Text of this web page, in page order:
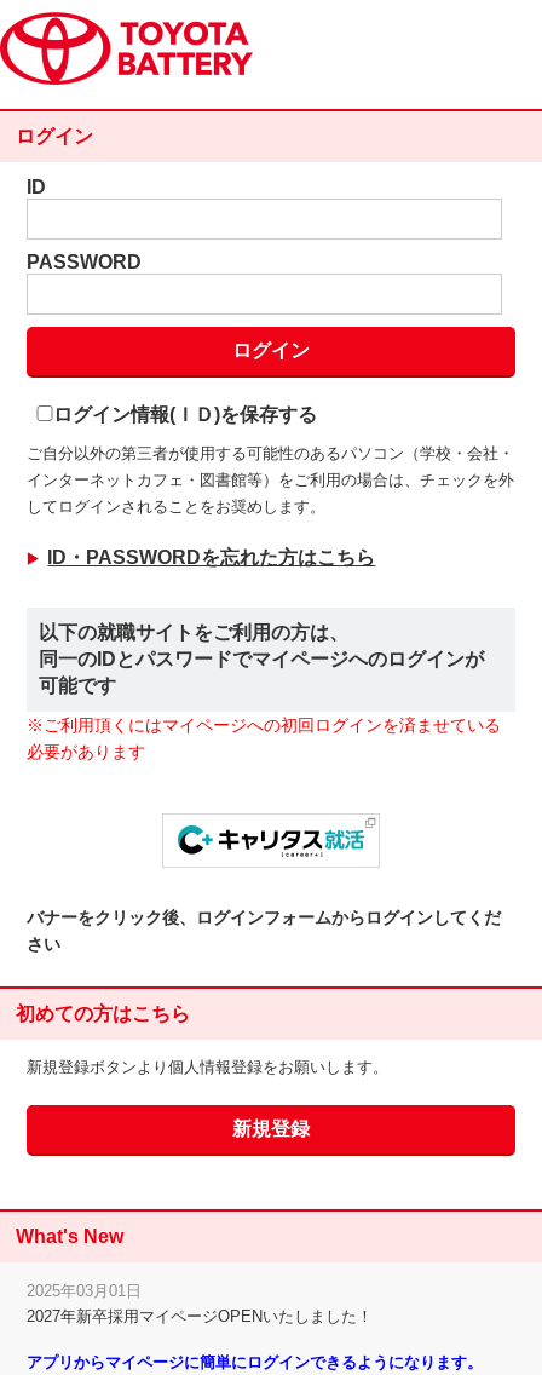
ログイン
ID
PASSWORD
ログイン情報(ＩＤ)を保存する
ご自分以外の第三者が使用する可能性のあるパソコン（学校・会社・
インターネットカフェ・図書館等）をご利用の場合は、チェックを外
してログインされることをお奨めします。
ID・PASSWORDを忘れた方はこちら
以下の就職サイトをご利用の方は、
同一のIDとパスワードでマイページへのログインが
可能です
※ご利用頂くにはマイページへの初回ログインを済ませている
必要があります
バナーをクリック後、ログインフォームからログインしてくだ
さい
初めての方はこちら
新規登録ボタンより個人情報登録をお願いします。
What's New
2025年03月01日
2027年新卒採用マイページOPENいたしました！
アプリからマイページに簡単にログインできるようになります。